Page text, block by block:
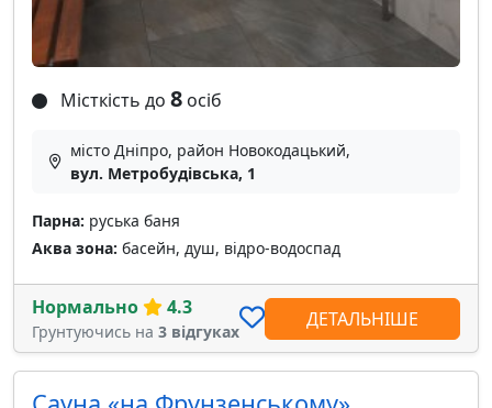
Місткість до 8 осіб
місто Дніпро, район Новокодацький,
вул. Метробудівська, 1
Парна: руська баня
Аква зона: басейн, душ, відро-водоспад
Нормально 4.3
Грунтуючись на 3 відгуках
ДЕТАЛЬНІШЕ